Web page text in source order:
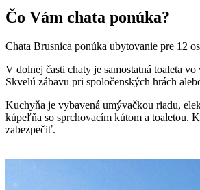
Čo Vám chata ponúka?
Chata Brusnica ponúka ubytovanie pre 12
V dolnej časti chaty je samostatná toaleta
Skvelú zábavu pri spoločenských hrách
Kuchyňa je vybavená umývačkou riadu,
kúpeľňa so sprchovacím kútom a toaletou.
zabezpečiť.